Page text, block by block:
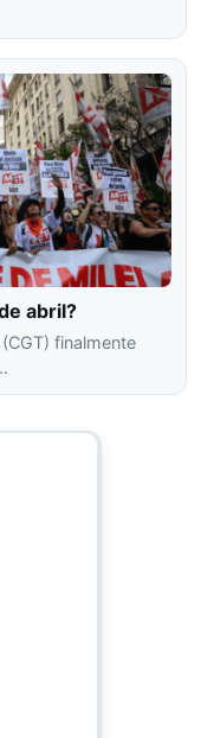
abril?
finalmente